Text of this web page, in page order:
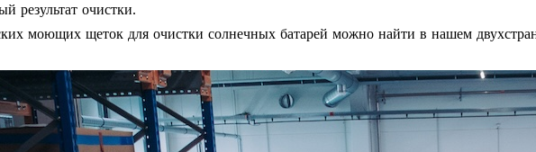
результат очистки.
моющих щеток для очистки солнечных батарей можно найти в нашем